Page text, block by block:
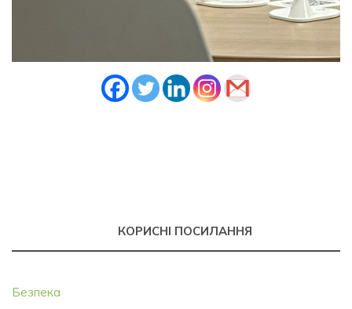
КОРИСНІ ПОСИЛАННЯ
Безпека